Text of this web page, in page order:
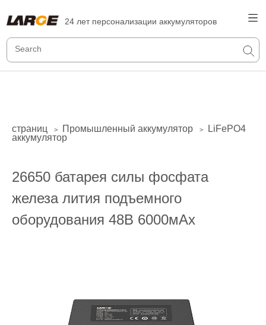
24 лет персонализации аккумуляторов
страниц > Промышленный аккумулятор >
LiFePO4
аккумулятор
26650 батарея силы фосфата
железа лития подъемного
оборудования 48В 6000мАх